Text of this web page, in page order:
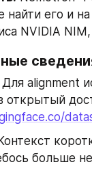
его и
NVIDIA
Для alignment
открытый
больше